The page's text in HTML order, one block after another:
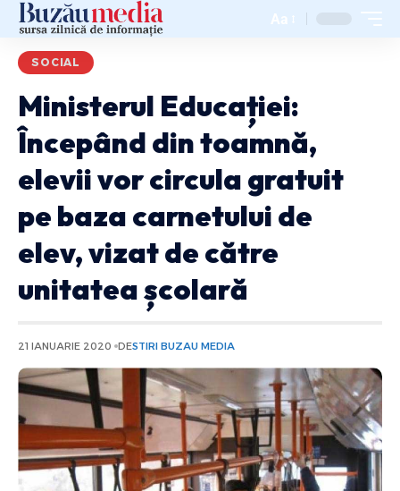
Aa
SOCIAL
Ministerul Educației:
Începând din toamnă,
elevii vor circula gratuit
pe baza carnetului de
elev, vizat de către
unitatea școlară
21 IANUARIE 2020 DESTIRI BUZAU MEDIA